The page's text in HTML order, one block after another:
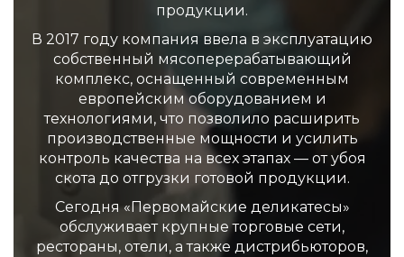
продукции.
В 2017 году компания ввела в эксплуатацию
собственный мясоперерабатывающий
комплекс, оснащенный современным
европейским оборудованием и
технологиями, что позволило расширить
производственные мощности и усилить
контроль качества на всех этапах — от убоя
скота до отгрузки готовой продукции.
Сегодня «Первомайские деликатесы»
обслуживает крупные торговые сети,
рестораны, отели, а также дистрибьюторов,